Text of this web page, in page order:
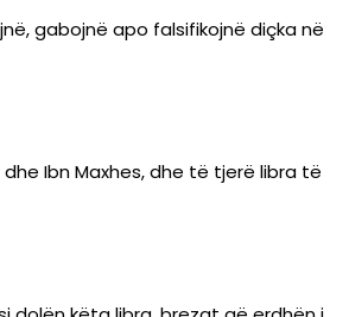
gabojnë apo falsifikojnë diçka në
dhe Ibn Maxhes, dhe të tjerë libra të